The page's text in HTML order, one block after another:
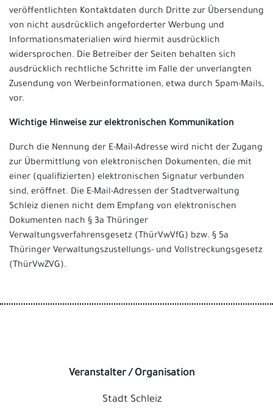
veröffentlichten Kontaktdaten durch Dritte zur Übersendung
von nicht ausdrücklich angeforderter Werbung und
Informationsmaterialien wird hiermit ausdrücklich
widersprochen. Die Betreiber der Seiten behalten sich
ausdrücklich rechtliche Schritte im Falle der unverlangten
Zusendung von Werbeinformationen, etwa durch Spam-Mails,
vor.
Wichtige Hinweise zur elektronischen Kommunikation
Durch die Nennung der E-Mail-Adresse wird nicht der Zugang
zur Übermittlung von elektronischen Dokumenten, die mit
einer (qualifizierten) elektronischen Signatur verbunden
sind, eröffnet. Die E-Mail-Adressen der Stadtverwaltung
Schleiz dienen nicht dem Empfang von elektronischen
Dokumenten nach § 3a Thüringer
Verwaltungsverfahrensgesetz (ThürVwVfG) bzw. § 5a
Thüringer Verwaltungszustellungs- und Vollstreckungsgesetz
(ThürVwZVG).
Veranstalter / Organisation
Stadt Schleiz